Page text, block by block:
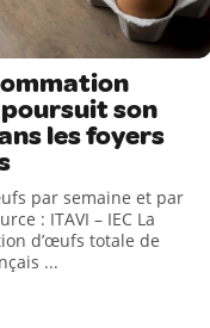
son
les foyers
par semaine et par
: ITAVI – IEC La
d’œufs totale de
...